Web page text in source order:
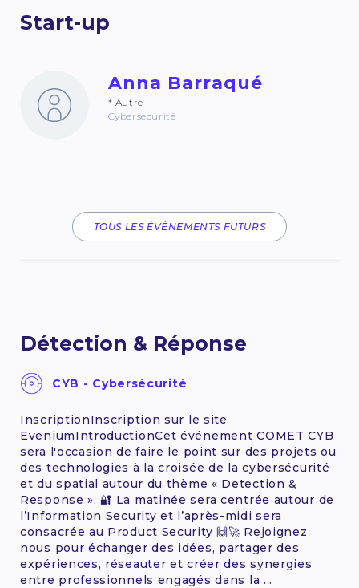
Start-up
Anna Barraqué
* Autre
Cybersecurité
TOUS LES ÉVÉNEMENTS FUTURS
Détection & Réponse
CYB - Cybersécurité
InscriptionInscription sur le site
EveniumIntroductionCet événement COMET CYB
sera l'occasion de faire le point sur des projets ou
des technologies à la croisée de la cybersécurité
et du spatial autour du thème « Detection &
Response ». 🔐 La matinée sera centrée autour de
l’Information Security et l’après-midi sera
consacrée au Product Security 🙌🚀 Rejoignez
nous pour échanger des idées, partager des
expériences, réseauter et créer des synergies
entre professionnels engagés dans la ...